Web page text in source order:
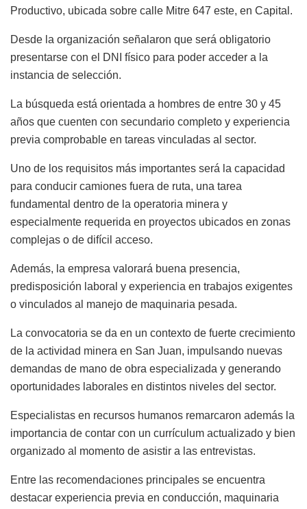
Productivo, ubicada sobre calle Mitre 647 este, en Capital.
Desde la organización señalaron que será obligatorio
presentarse con el DNI físico para poder acceder a la
instancia de selección.
La búsqueda está orientada a hombres de entre 30 y 45
años que cuenten con secundario completo y experiencia
previa comprobable en tareas vinculadas al sector.
Uno de los requisitos más importantes será la capacidad
para conducir camiones fuera de ruta, una tarea
fundamental dentro de la operatoria minera y
especialmente requerida en proyectos ubicados en zonas
complejas o de difícil acceso.
Además, la empresa valorará buena presencia,
predisposición laboral y experiencia en trabajos exigentes
o vinculados al manejo de maquinaria pesada.
La convocatoria se da en un contexto de fuerte crecimiento
de la actividad minera en San Juan, impulsando nuevas
demandas de mano de obra especializada y generando
oportunidades laborales en distintos niveles del sector.
Especialistas en recursos humanos remarcaron además la
importancia de contar con un currículum actualizado y bien
organizado al momento de asistir a las entrevistas.
Entre las recomendaciones principales se encuentra
destacar experiencia previa en conducción, maquinaria